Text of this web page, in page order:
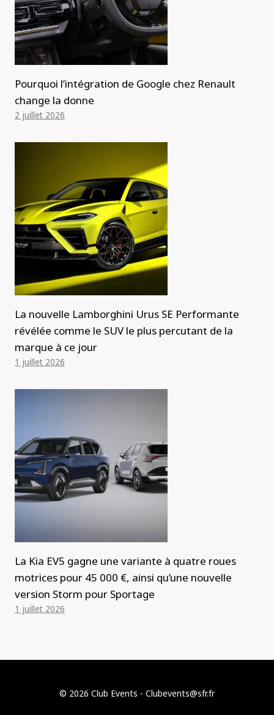
Pourquoi l’intégration de Google chez Renault
change la donne
2 juillet 2026
La nouvelle Lamborghini Urus SE Performante
révélée comme le SUV le plus percutant de la
marque à ce jour
1 juillet 2026
La Kia EV5 gagne une variante à quatre roues
motrices pour 45 000 €, ainsi qu’une nouvelle
version Storm pour Sportage
1 juillet 2026
© 2026 Club Events - Clubevents@sfr.fr